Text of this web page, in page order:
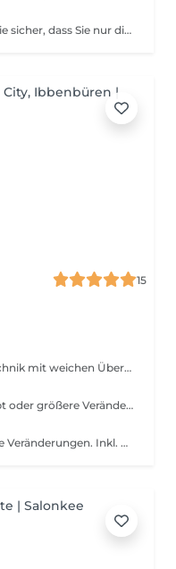
HINWEIS BEACHTEN! Bitte stellen Sie sicher, dass Sie nur die Dienstleistung buchen, die Sie tatsächlich in Anspruch nehmen möchten. Änderungen vor Ort sind nicht möglich. Gebuchte Dienstleistungen werden wie reserviert abgerechnet. Viele Dank für Ihr Verständnis! Ihr Salon Lindita Bujaku
15
Einfache Balayage oder Airtouch Technik mit weichen Übergängen für langanhaltendem Tragekomfort. Inkl. Beratung, Haarpflege, Handmassage und Kopfmassage. Für wen ist das Basic Balayage-Paket geeignet? Dieses Paket richtet sich an Kundinnen, die bereits eine Balayage oder Airtouch-Behandlung hatten und sich eine dezente Auffrischung wünschen. Es ist ideal, wenn die bestehende Farbtechnik noch gut erhalten ist und lediglich sanft nachgearbeitet werden soll, ohne eine komplette Neugestaltung. Ebenso eignet sich Basic Paket für alle, die gezielte, leichte Aufhellungen bevorzugen – zum Beispiel am Oberkopf, im Konturbereich oder als Face Frame. Perfekt für einen frischen, natürlichen Look mit minimalem Aufwand und ohne den gesamten Kopf zu behandeln.
Ganzheitliches Balayage Farbkonzept oder größere Veränderungen. Inkl. Beratung, Haarpflege, Handmassage und Kopfmassage. Für wen ist das Premium Balayage-Paket geeignet? Dieses Paket ist ideal für Kundinnen, die sich eine deutlichere Auffrischung oder Veränderung wünschen, ohne eine komplette Neugestaltung vorzunehmen. Es eignet sich besonders, wenn die bestehende Balayage herausgewachsen ist und mehr Helligkeit sowie eine gleichmäßigere Farbverteilung gewünscht wird. Perfekt für alle, die mehr als nur eine leichte Nacharbeit möchten – zum Beispiel zusätzliche Strähnen im Längen- und Spitzenbereich, eine intensivere Aufhellung oder ein insgesamt frischer, lebendiger Look. Das Premium Paket bildet die optimale Balance zwischen natürlicher Auffrischung und sichtbarer Veränderung.
Intensives Farbkonzept oder größere Veränderungen. Inkl. Beratung, Haarpflege, Handmassage und Kopfmassage. Für wen ist das Deluxe Balayage-Paket geeignet? Das Deluxe Balayage ist die richtige Wahl, wenn der gesamte Kopf umfassend bearbeitet wird – für ein neues, harmonisches Gesamtbild mit maximaler Leuchtkraft und Dimension. Perfekt für alle, die bereit sind für einen intensiven, hochwertigen Farbservice mit einem deutlich sichtbaren Ergebnis.